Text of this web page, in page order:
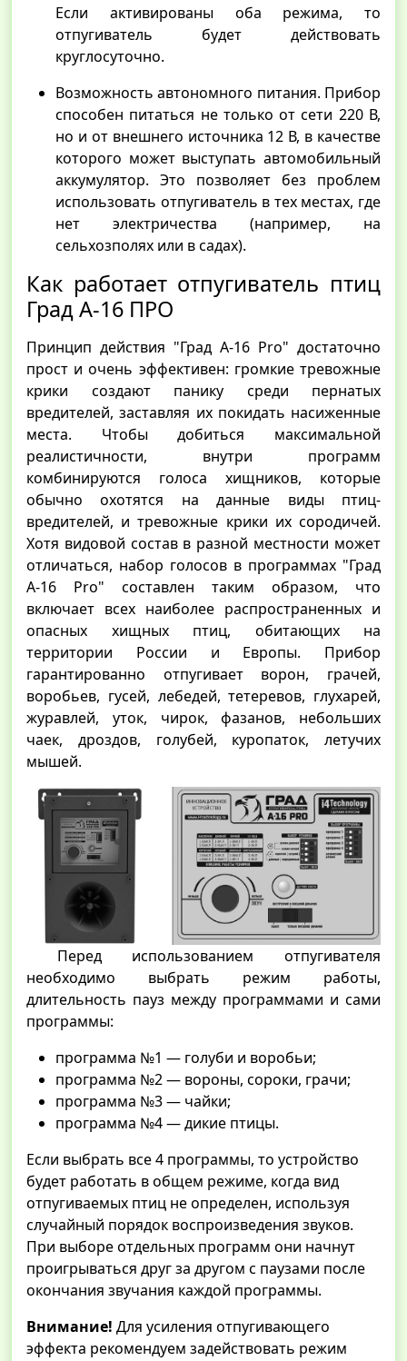
Если активированы оба режима, то
отпугиватель будет действовать
круглосуточно.
Возможность автономного питания. Прибор
способен питаться не только от сети 220 В,
но и от внешнего источника 12 В, в качестве
которого может выступать автомобильный
аккумулятор. Это позволяет без проблем
использовать отпугиватель в тех местах, где
нет электричества (например, на
сельхозполях или в садах).
Как работает отпугиватель птиц
Град А-16 ПРО
Принцип действия "Град А-16 Pro" достаточно
прост и очень эффективен: громкие тревожные
крики создают панику среди пернатых
вредителей, заставляя их покидать насиженные
места. Чтобы добиться максимальной
реалистичности, внутри программ
комбинируются голоса хищников, которые
обычно охотятся на данные виды птиц-
вредителей, и тревожные крики их сородичей.
Хотя видовой состав в разной местности может
отличаться, набор голосов в программах "Град
А-16 Pro" составлен таким образом, что
включает всех наиболее распространенных и
опасных хищных птиц, обитающих на
территории России и Европы. Прибор
гарантированно отпугивает ворон, грачей,
воробьев, гусей, лебедей, тетеревов, глухарей,
журавлей, уток, чирок, фазанов, небольших
чаек, дроздов, голубей, куропаток, летучих
мышей.
Перед использованием отпугивателя
необходимо выбрать режим работы,
длительность пауз между программами и сами
программы:
программа №1 — голуби и воробьи;
программа №2 — вороны, сороки, грачи;
программа №3 — чайки;
программа №4 — дикие птицы.
Если выбрать все 4 программы, то устройство
будет работать в общем режиме, когда вид
отпугиваемых птиц не определен, используя
случайный порядок воспроизведения звуков.
При выборе отдельных программ они начнут
проигрываться друг за другом с паузами после
окончания звучания каждой программы.
Внимание! Для усиления отпугивающего
эффекта рекомендуем задействовать режим